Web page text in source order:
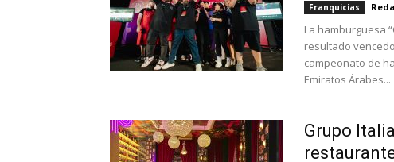
Franquicias
La hamburguesa
resultado
campeonato de
Emiratos Árabes...
Grupo